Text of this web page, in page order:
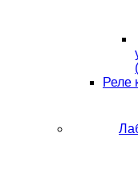
Реле